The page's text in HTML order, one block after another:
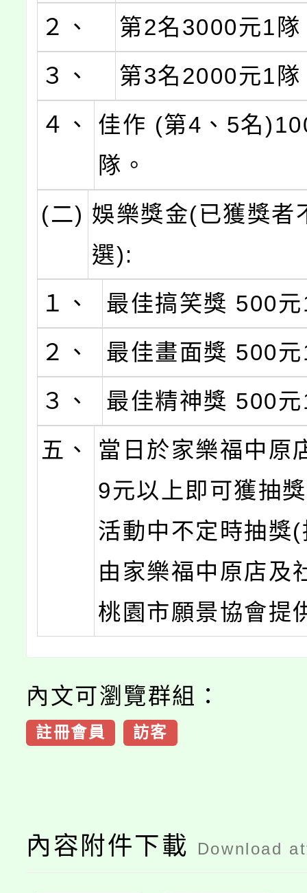
２、
第2名3000元1隊
３、
第3名2000元1隊
４、
佳作 (第4、5名
隊。
(二) 娛樂獎金(已獲獎者
選):
１、
最佳搞笑獎 500
２、
最佳畫面獎 500
３、
最佳精神獎 500
五、
當日於家樂福中原
9元以上即可獲抽
活動中不定時抽獎
由家樂福中原店及
桃園市願景協會提
內文可瀏覽群組：
註冊會員 訪客
內容附件下載 Download